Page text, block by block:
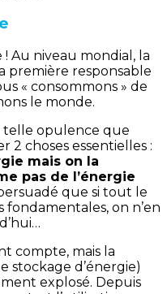
Au niveau mondial, la
première responsable
« consommons » de
le monde.
telle opulence que
2 choses essentielles :
mais on la
pas de l’énergie
que si tout le
fondamentales, on n’en
compte, mais la
stockage d’énergie)
explosé. Depuis